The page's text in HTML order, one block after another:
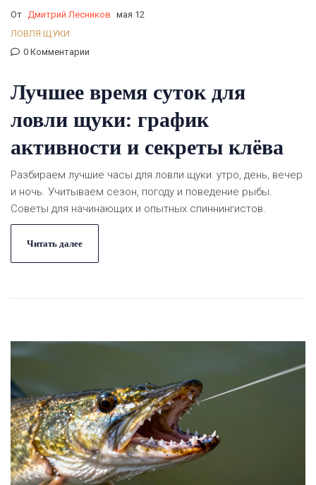
От Дмитрий Лесников мая 12
ЛОВЛЯ ЩУКИ
0 Комментарии
Лучшее время суток для
ловли щуки: график
активности и секреты клёва
Разбираем лучшие часы для ловли щуки: утро, день, вечер
и ночь. Учитываем сезон, погоду и поведение рыбы.
Советы для начинающих и опытных спиннингистов.
Читать далее